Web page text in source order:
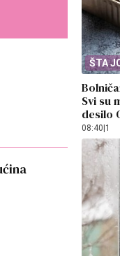
ŠTA
Svi su
desilo
08:40 1